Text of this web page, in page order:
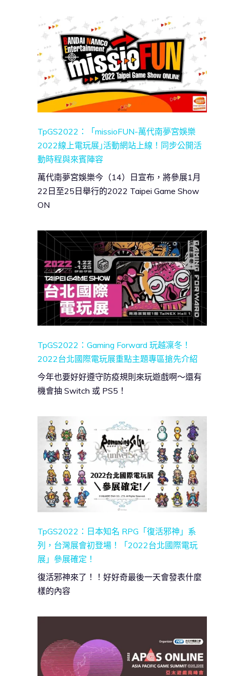
TpGS2022：「missioFUN-萬代南夢宮娛樂
2022線上電玩展｣活動網站上線！同步公開活
動時程與來賓陣容
萬代南夢宮娛樂今（14）日宣布，將參展1月
22日至25日舉行的2022 Taipei Game Show
ON
TpGS2022：Gaming Forward 玩越凜冬！
2022台北國際電玩展重點主題專區搶先介紹
今年也要好好遵守防疫規則來玩遊戲啊～還有
機會抽 Switch 或 PS5！
TpGS2022：日本知名 RPG「復活邪神」系
列，台灣展會初登場！「2022台北國際電玩
展」參展確定！
復活邪神來了！！好好奇最後一天會發表什麼
樣的內容